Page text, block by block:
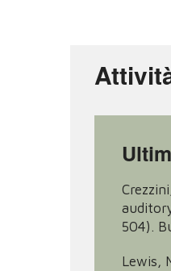
504).
Lewis,